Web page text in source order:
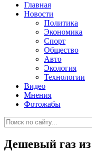
Главная
Новости
Политика
Экономика
Спорт
Общество
Авто
Экология
Технологии
Видео
Мнения
Фотожабы
Дешевый газ